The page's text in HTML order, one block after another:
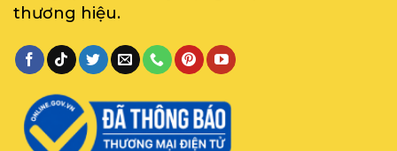
thương hiệu.